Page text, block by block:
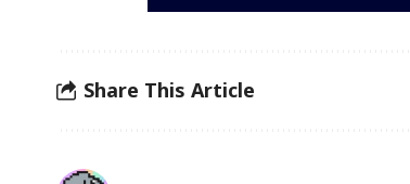
Share This Article